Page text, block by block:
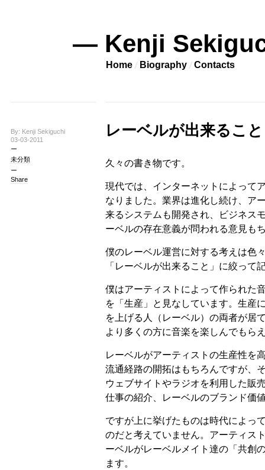
— Kenji
Home Biography Contacts
By: Kenji Sekiguchi
03-03-2011
未分類
Share
レーベルが出来ること
久々の書き物です。
現代では、インターネットによって
なりました。業界は進化し続け、ア
来るシステムも開発され、ビジネス
ーベルの存在意義が問われる意見も
僕のレーベル運営に対する考えは色
「レーベルが出来ること」に絞って
僕はアーティストによって作られた
を「生産」と見なしています。生産
を上げる人（レーベル）の両者が居
より多くの方に音楽を楽しんでもら
レーベルがアーティストの生産性を
流通経路の開拓はもちろんですが、
ウェブサイトやラジオを利用した販
仕事の紹介、レーベルのブランド価
ですが上に挙げたものは時代によっ
のだと考えていません。アーティス
ーベルがレーベルメイト達の「共創
ます。